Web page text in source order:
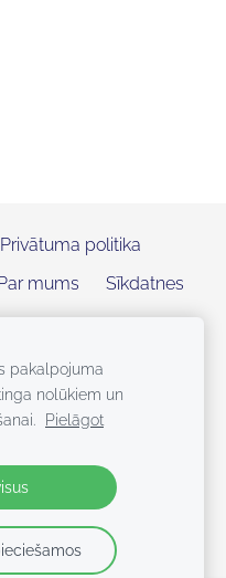
Privātuma politika
mums Sīkdatnes
pakalpojuma
nolūkiem un
Pielāgot